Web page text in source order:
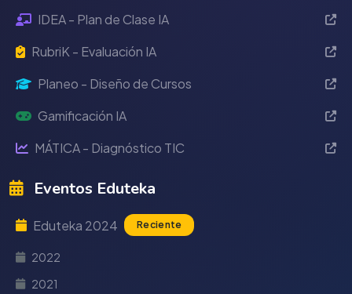
IDEA - Plan de Clase IA
RubriK - Evaluación IA
Planeo - Diseño de Cursos
Gamificación IA
MÁTICA - Diagnóstico TIC
Eventos Eduteka
Eduteka 2024 Reciente
2022
2021